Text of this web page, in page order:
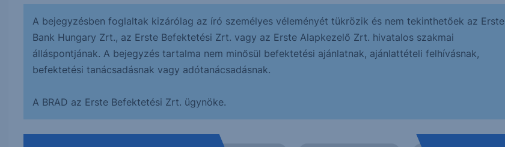
A bejegyzésben foglaltak kizárólag az író személyes véleményét tükrözik és nem tekinthetőek az Erste
Bank Hungary Zrt., az Erste Befektetési Zrt. vagy az Erste Alapkezelő Zrt. hivatalos szakmai
álláspontjának. A bejegyzés tartalma nem minősül befektetési ajánlatnak, ajánlattételi felhívásnak,
befektetési tanácsadásnak vagy adótanácsadásnak.
A BRAD az Erste Befektetési Zrt. ügynöke.